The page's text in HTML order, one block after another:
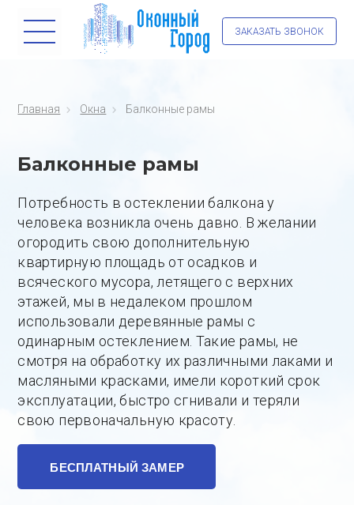
ЗАКАЗАТЬ ЗВОНОК
Главная Окна Балконные рамы
Балконные рамы
Потребность в остеклении балкона у
человека возникла очень давно. В желании
огородить свою дополнительную
квартирную площадь от осадков и
всяческого мусора, летящего с верхних
этажей, мы в недалеком прошлом
использовали деревянные рамы с
одинарным остеклением. Такие рамы, не
смотря на обработку их различными лаками и
масляными красками, имели короткий срок
эксплуатации, быстро сгнивали и теряли
свою первоначальную красоту.
БЕСПЛАТНЫЙ ЗАМЕР